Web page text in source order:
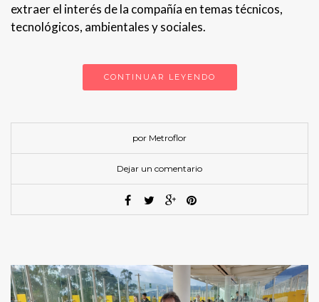
extraer el interés de la compañía en temas técnicos,
tecnológicos, ambientales y sociales.
CONTINUAR LEYENDO
por Metroflor
Dejar un comentario